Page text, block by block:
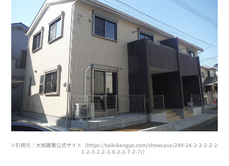
※引用元：大旭建業公式サイト（https://taikikengyo.com/showcase/240-24-2-2-2-2-2-
2-2-3-2-2-3-8-2-2-7-2-7/）